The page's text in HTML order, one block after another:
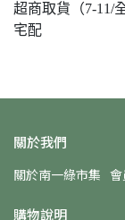
超商取貨（7-11/
宅配
關於我們
關於南一綠市集
購物說明